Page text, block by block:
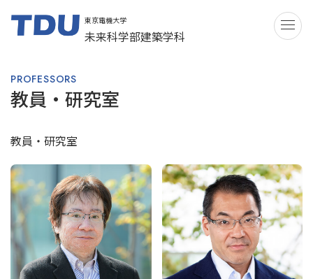
東京電機大学
未来科学部建築学科
PROFESSORS
教員・研究室
教員・研究室